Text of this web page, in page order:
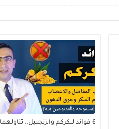
6 فوائد للكركم والزنجبيل.. تناولهما